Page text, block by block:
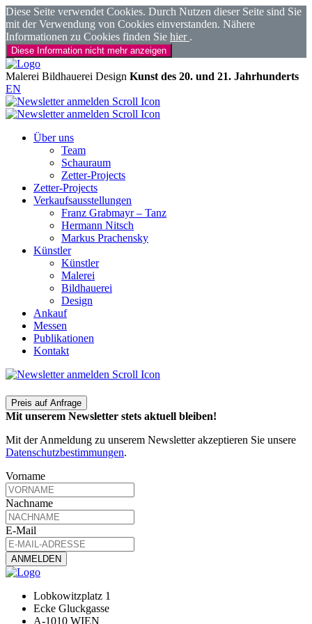
Diese Seite verwendet Cookies. Durch Nutzen dieser Seite sind Sie
mit der Verwendung von Cookies einverstanden. Nähere
Informationen zu Cookies finden Sie hier .
Diese Information nicht mehr anzeigen
Malerei Bildhauerei Design Kunst des 20. und 21. Jahrhunderts
EN
Über uns
Team
Schauraum
Zetter-Projects
Zetter-Projects
Verkaufsausstellungen
Franz Grabmayr – Tanz
Hermann Nitsch
Markus Prachensky
Künstler
Künstler
Malerei
Bildhauerei
Design
Ankauf
Messen
Publikationen
Kontakt
Preis auf Anfrage
Mit unserem Newsletter stets aktuell bleiben!
Mit der Anmeldung zu unserem Newsletter akzeptieren Sie unsere
Datenschutzbestimmungen.
Vorname
Nachname
E-Mail
Lobkowitzplatz 1
Ecke Gluckgasse
A-1010 WIEN